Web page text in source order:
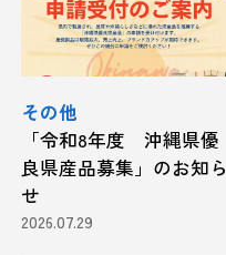
その他
「令和8年度 沖縄県優
良県産品募集」のお知ら
せ
2026.07.29